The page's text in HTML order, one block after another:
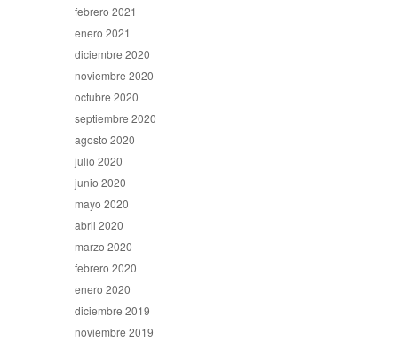
febrero 2021
enero 2021
diciembre 2020
noviembre 2020
octubre 2020
septiembre 2020
agosto 2020
julio 2020
junio 2020
mayo 2020
abril 2020
marzo 2020
febrero 2020
enero 2020
diciembre 2019
noviembre 2019